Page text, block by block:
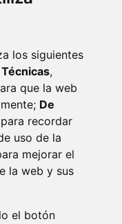
los siguientes
Técnicas,
que la web
De
para recordar
uso de la
mejorar el
la web y sus
el botón
(ESPAÑA)
·